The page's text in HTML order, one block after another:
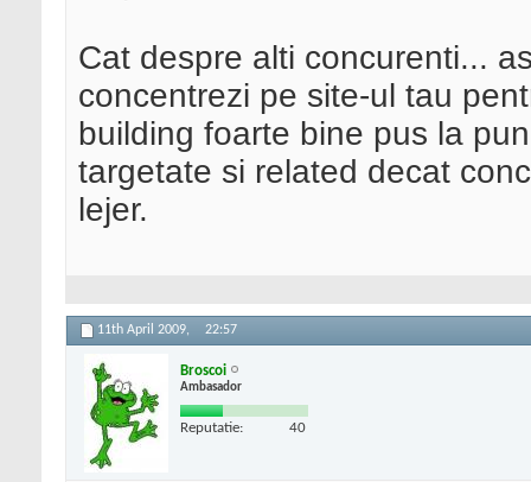
Cat despre alti concurenti...
concentrezi pe site-ul tau
building foarte bine pus la
targetate si related decat
lejer.
11th April 2009, 22:57
Broscoi
Ambasador
Reputatie: 40